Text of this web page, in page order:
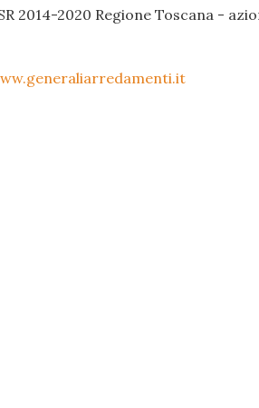
2014-2020 Regione Toscana -